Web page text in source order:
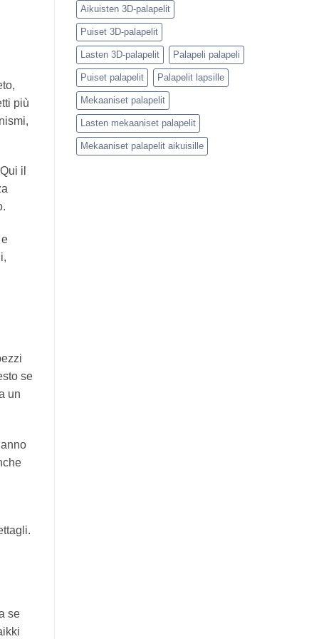
più
il
se
un
se
Aikuisten 3D-palapelit
Puiset 3D-palapelit
Lasten 3D-palapelit Palapeli palapeli
Puiset palapelit Palapelit lapsille
Mekaaniset palapelit
Lasten mekaaniset palapelit
Mekaaniset palapelit aikuisille